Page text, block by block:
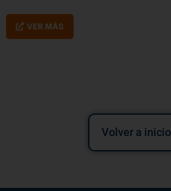
VER MÁS
Volver a inicio